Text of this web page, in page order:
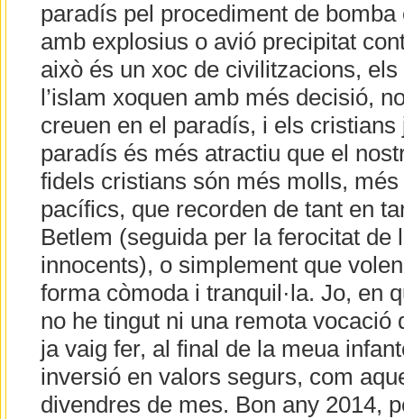
paradís pel procediment de
amb explosius o avió precipitat
això és un xoc de civilitzacions,
l’islam xoquen amb més decisió,
creuen en el paradís, i els
paradís és més atractiu que el
fidels cristians són més molls,
pacífics, que recorden de tant en
Betlem (seguida per la ferocitat de
innocents), o simplement que
forma còmoda i tranquil·la. Jo, en
no he tingut ni una remota vocació
ja vaig fer, al final de la meua
inversió en valors segurs, com
divendres de mes. Bon any 2014,